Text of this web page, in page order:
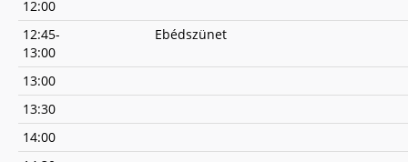
12:00
12:45-
13:00
Ebédszünet
13:00
13:30
14:00